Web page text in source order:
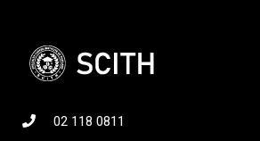
02 118 0811